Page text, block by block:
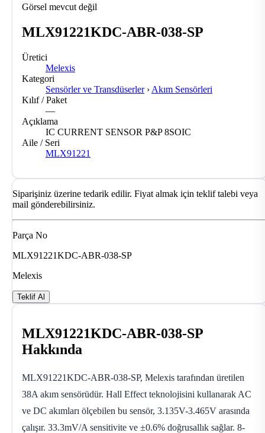
Görsel mevcut değil
MLX91221KDC-ABR-038-SP
Üretici
Melexis
Kategori
Sensörler ve Transdüserler › Akım Sensörleri
Kılıf / Paket
—
Açıklama
IC CURRENT SENSOR P&P 8SOIC
Aile / Seri
MLX91221
Siparişiniz üzerine tedarik edilir. Fiyat almak için teklif talebi veya
mail gönderebilirsiniz.
Parça No
MLX91221KDC-ABR-038-SP
Melexis
Teklif Al
MLX91221KDC-ABR-038-SP
Hakkında
MLX91221KDC-ABR-038-SP, Melexis tarafından üretilen
38A akım sensörüdür. Hall Effect teknolojisini kullanarak AC
ve DC akımları ölçebilen bu sensör, 3.135V-3.465V arasında
çalışır. 33.3mV/A sensitivite ve ±0.6% doğrusallık sağlar. 8-